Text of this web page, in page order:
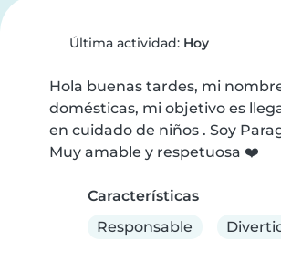
Última actividad: Hoy
Hola buenas tardes, mi
domésticas, mi objetivo es
en cuidado de niños . Soy
Muy amable y respetuosa ❤️
Características
Responsable